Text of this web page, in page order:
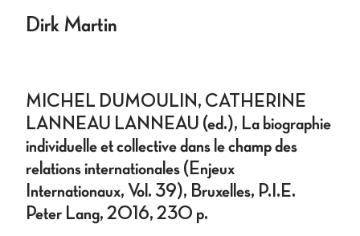
Dirk Martin
MICHEL DUMOULIN, CATHERINE
LANNEAU LANNEAU (ed.), La biographie
individuelle et collective dans le champ des
relations internationales (Enjeux
Internationaux, Vol. 39), Bruxelles, P.I.E.
Peter Lang, 2016, 230 p.